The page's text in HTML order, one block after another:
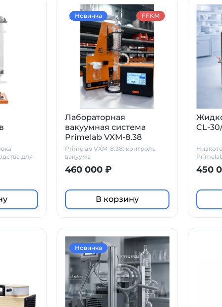
для
при
Лабораторная
вакуумная система
Primelab VXM-8.38
модульная
Primelab VXM-8.38: контроль
вакуума
460 000 ₽
В корзину
Новинка FFKM
CL-
450
Новинка